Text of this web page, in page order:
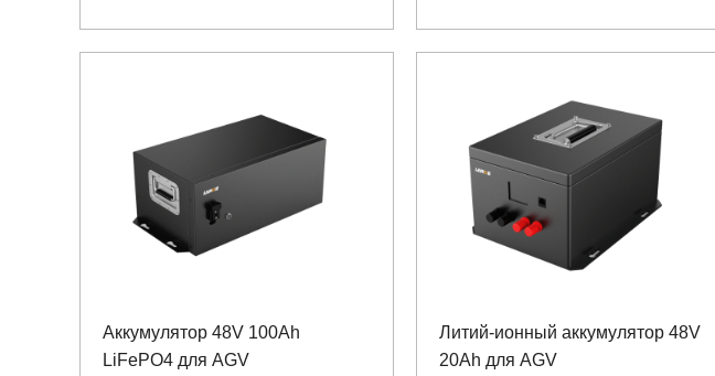
Аккумулятор 48V 100Ah
LiFePO4 для AGV
Литий-ионный аккумулятор 48V
20Ah для AGV